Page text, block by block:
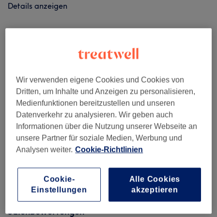
Details anzeigen
Damen - Haarschnitte & Styling (4) ab 40 €
Damen - Farbe & Coloration (24) ab 35 €
Herren - Haarschnitte & Stylings (1) ab 75 €
Extras (2)
Salonbewertungen
Wir verwenden eigene Cookies und Cookies von
Dritten, um Inhalte und Anzeigen zu personalisieren,
Medienfunktionen bereitzustellen und unseren
Datenverkehr zu analysieren. Wir geben auch
Informationen über die Nutzung unserer Webseite an
unsere Partner für soziale Medien, Werbung und
Analysen weiter. Cookie-Richtlinien
Cookie-
Einstellungen
Alle Cookies
akzeptieren